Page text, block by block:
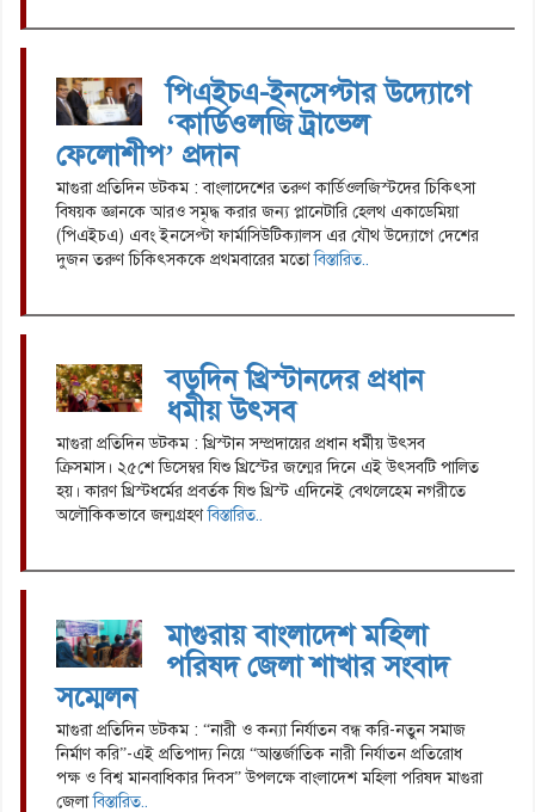
পিএইচএ-ইনসেপ্টার উদ্যোগে
‘কার্ডিওলজি ট্রাভেল
ফেলোশীপ’ প্রদান
মাগুরা প্রতিদিন ডটকম : বাংলাদেশের তরুণ কার্ডিওলজিস্টদের চিকিৎসা
বিষয়ক জ্ঞানকে আরও সমৃদ্ধ করার জন্য প্লানেটারি হেলথ একাডেমিয়া
(পিএইচএ) এবং ইনসেপ্টা ফার্মাসিউটিক্যালস এর যৌথ উদ্যোগে দেশের
দুজন তরুণ চিকিৎসককে প্রথমবারের মতোবিস্তারিত..
বড়দিন খ্রিস্টানদের প্রধান
ধমীয় উৎসব
মাগুরা প্রতিদিন ডটকম : খ্রিস্টান সম্প্রদায়ের প্রধান ধর্মীয় উৎসব
ক্রিসমাস। ২৫শে ডিসেম্বর যিশু খ্রিস্টের জন্মের দিনে এই উৎসবটি পালিত
হয়। কারণ খ্রিস্টধর্মের প্রবর্তক যিশু খ্রিস্ট এদিনেই বেথলেহেম নগরীতে
অলৌকিকভাবে জন্মগ্রহণবিস্তারিত..
মাগুরায় বাংলাদেশ মহিলা
পরিষদ জেলা শাখার সংবাদ
সম্মেলন
মাগুরা প্রতিদিন ডটকম : “নারী ও কন্যা নির্যাতন বন্ধ করি-নতুন সমাজ
নির্মাণ করি”-এই প্রতিপাদ্য নিয়ে “আন্তর্জাতিক নারী নির্যাতন প্রতিরোধ
পক্ষ ও বিশ্ব মানবাধিকার দিবস” উপলক্ষে বাংলাদেশ মহিলা পরিষদ মাগুরা
জেলাবিস্তারিত..